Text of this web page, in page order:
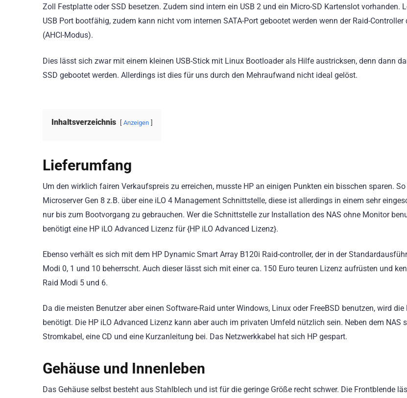
Zoll Festplatte oder SSD besetzen. Zudem sind intern ein USB 2 und ein Micro-SD Kartenslot vorhanden.
USB Port bootfähig, zudem kann nicht vom internen SATA-Port gebootet werden wenn der Raid-
(AHCI-Modus).
Dies lässt sich zwar mit einem kleinen USB-Stick mit Linux Bootloader als Hilfe austricksen, denn dann
SSD gebootet werden. Allerdings ist dies für uns durch den Mehraufwand nicht ideal gelöst.
Inhaltsverzeichnis Anzeigen
Lieferumfang
Um den wirklich fairen Verkaufspreis zu erreichen, musste HP an einigen Punkten ein bisschen sparen.
Microserver Gen 8 z.B. über eine iLO 4 Management Schnittstelle, diese ist allerdings in einem sehr
nur bis zum Bootvorgang zu gebrauchen. Wer die Schnittstelle zur Installation des NAS ohne Monitor
benötigt eine HP iLO Advanced Lizenz für {HP iLO Advanced Lizenz}.
Ebenso verhält es sich mit dem HP Dynamic Smart Array B120i Raid-controller, der in der
Modi 0, 1 und 10 beherrscht. Auch dieser lässt sich mit einer ca. 150 Euro teuren Lizenz aufrüsten und
Raid Modi 5 und 6.
Da die meisten Benutzer aber einen Software-Raid unter Windows, Linux oder FreeBSD benutzen, wird
benötigt. Die HP iLO Advanced Lizenz kann aber auch im privaten Umfeld nützlich sein. Neben dem NAS
Stromkabel, eine CD und eine Kurzanleitung bei. Das Netzwerkkabel hat sich HP gespart.
Gehäuse und Innenleben
Das Gehäuse selbst besteht aus Stahlblech und ist für die geringe Größe recht schwer. Die Frontblende